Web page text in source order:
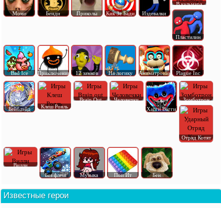
Момо Бенди Приколы Кик Зе Бади Издевалки
В кальмара
Пластилин
Bad Ice Приключения 12 замков На логику Аниматроник Plague Inc
Бейблэйд Клеш Рояль
Brain Out
Человечки
Хагги Вагги
Зомботрон
Отряд Котят
Вилли
Без флеш
Музыка Поп Ит Бен
Известные герои